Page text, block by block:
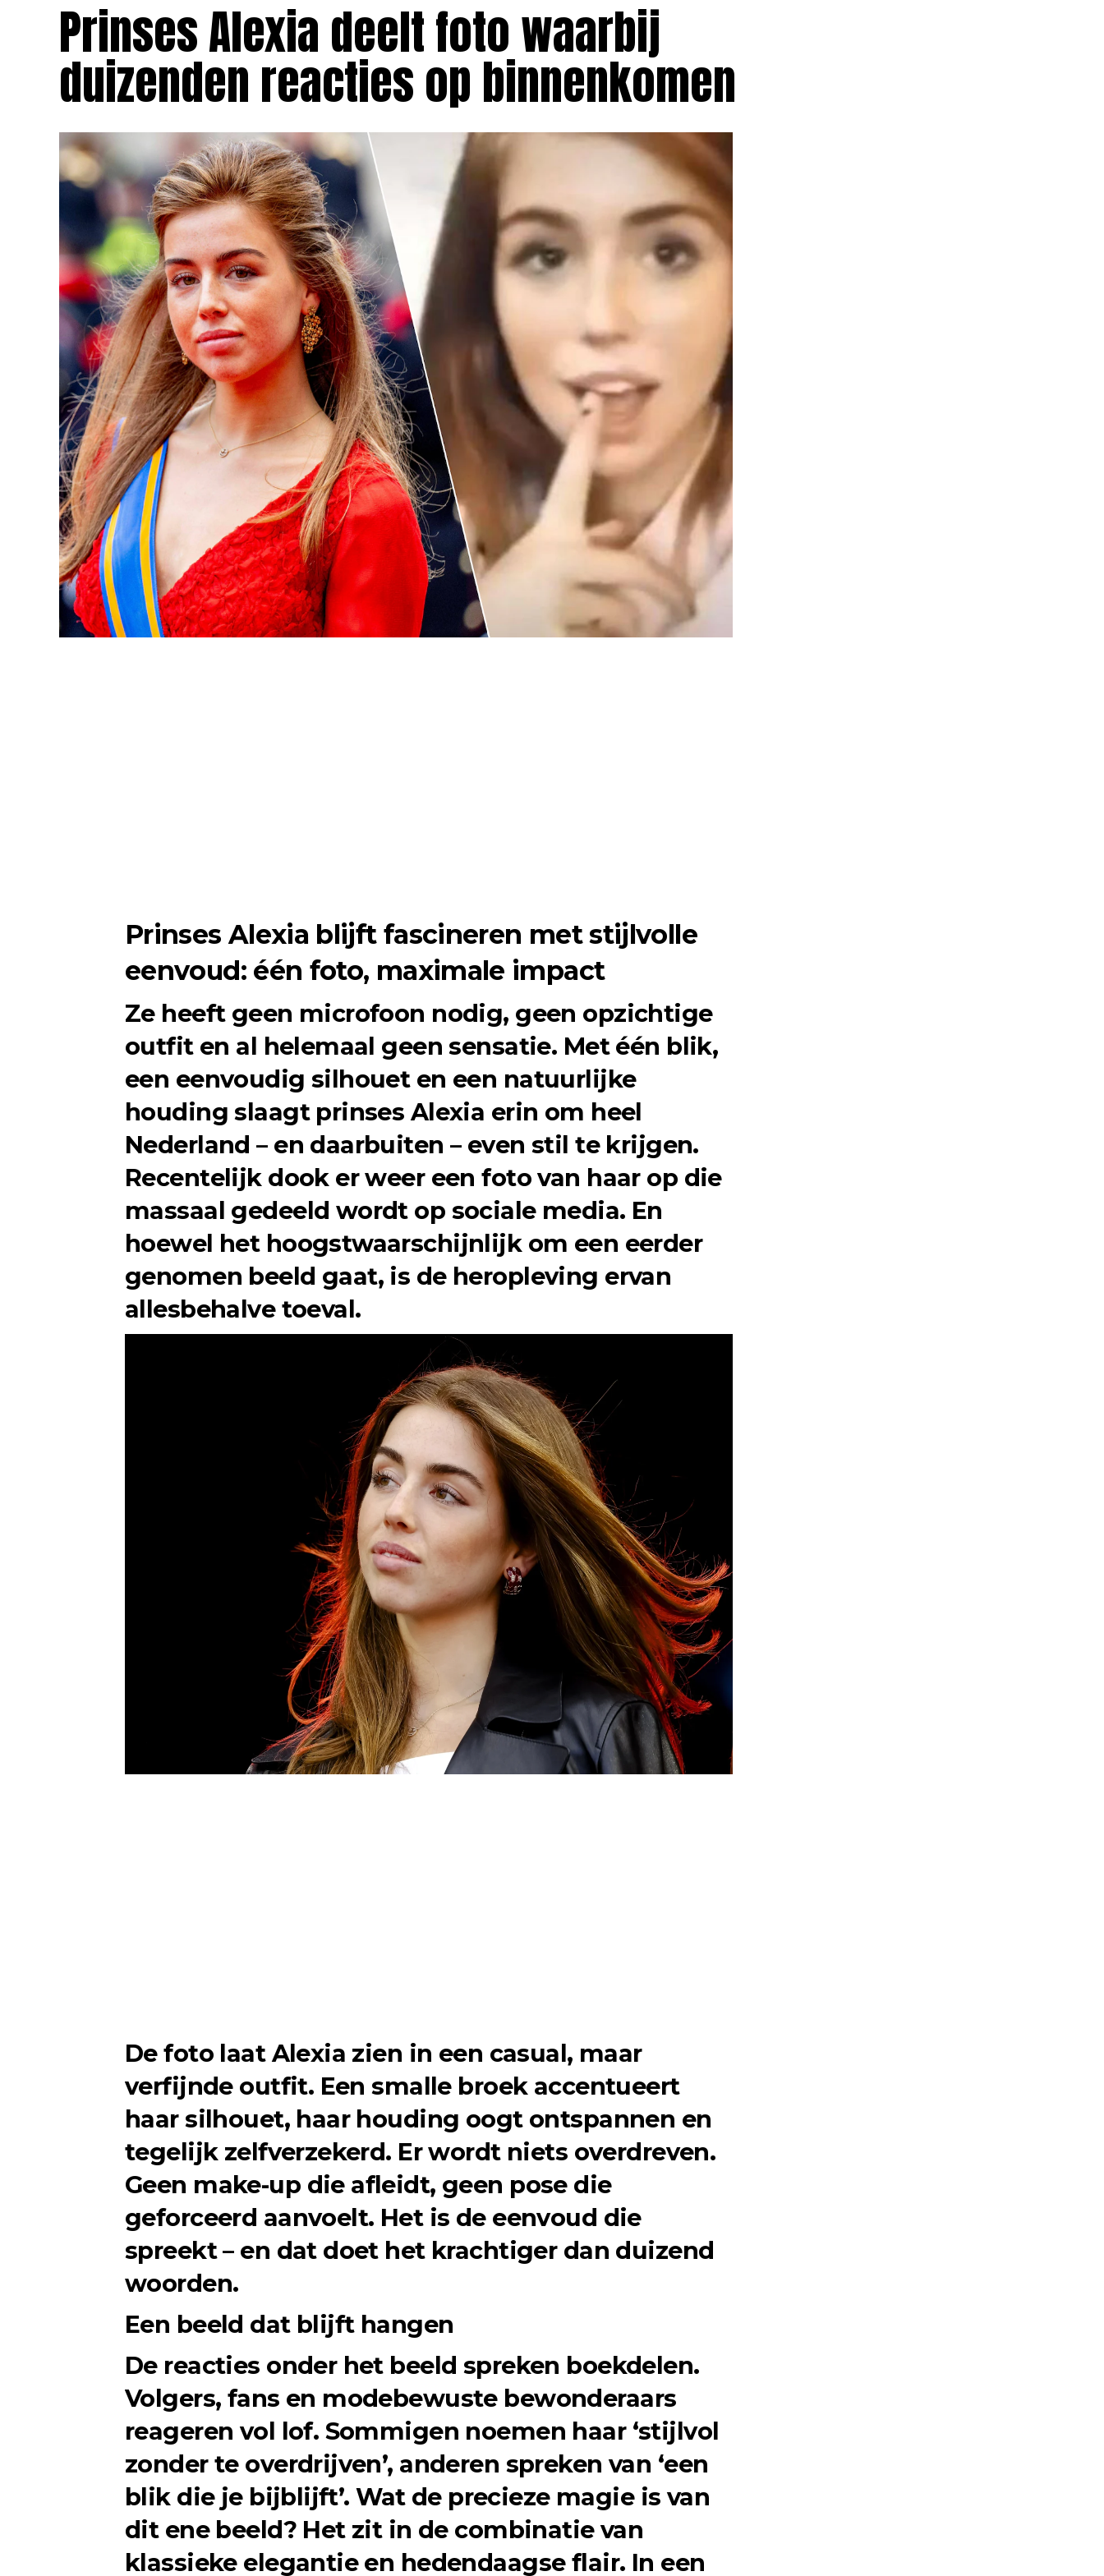
Prinses Alexia deelt foto waarbij
duizenden reacties op binnenkomen
Prinses Alexia blijft fascineren met stijlvolle
eenvoud: één foto, maximale impact
Ze heeft geen microfoon nodig, geen opzichtige
outfit en al helemaal geen sensatie. Met één blik,
een eenvoudig silhouet en een natuurlijke
houding slaagt prinses Alexia erin om heel
Nederland – en daarbuiten – even stil te krijgen.
Recentelijk dook er weer een foto van haar op die
massaal gedeeld wordt op sociale media. En
hoewel het hoogstwaarschijnlijk om een eerder
genomen beeld gaat, is de heropleving ervan
allesbehalve toeval.
De foto laat Alexia zien in een casual, maar
verfijnde outfit. Een smalle broek accentueert
haar silhouet, haar houding oogt ontspannen en
tegelijk zelfverzekerd. Er wordt niets overdreven.
Geen make-up die afleidt, geen pose die
geforceerd aanvoelt. Het is de eenvoud die
spreekt – en dat doet het krachtiger dan duizend
woorden.
Een beeld dat blijft hangen
De reacties onder het beeld spreken boekdelen.
Volgers, fans en modebewuste bewonderaars
reageren vol lof. Sommigen noemen haar ‘stijlvol
zonder te overdrijven’, anderen spreken van ‘een
blik die je bijblijft’. Wat de precieze magie is van
dit ene beeld? Het zit in de combinatie van
klassieke elegantie en hedendaagse flair. In een